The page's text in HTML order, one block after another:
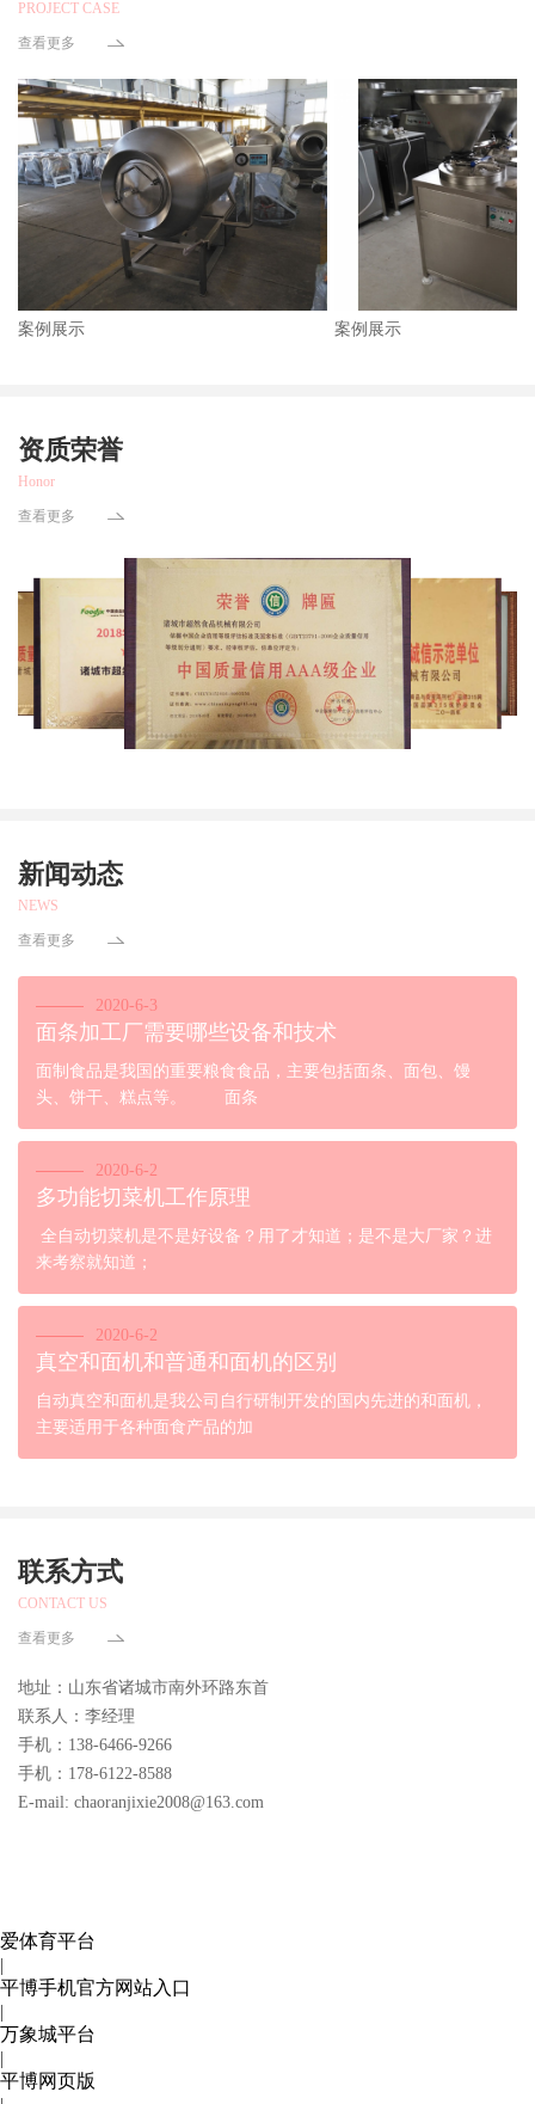
PROJECT CASE
查看更多
案例展示 案例展示
资质荣誉
Honor
查看更多
新闻动态
NEWS
查看更多
2020-6-3
面条加工厂需要哪些设备和技术
面制食品是我国的重要粮食食品，主要包括面条、面包、馒
头、饼干、糕点等。 面条
2020-6-2
多功能切菜机工作原理
全自动切菜机是不是好设备？用了才知道；是不是大厂家？进
来考察就知道；
2020-6-2
真空和面机和普通和面机的区别
自动真空和面机是我公司自行研制开发的国内先进的和面机，
主要适用于各种面食产品的加
联系方式
CONTACT US
查看更多
地址：山东省诸城市南外环路东首
联系人：李经理
手机：138-6466-9266
手机：178-6122-8588
E-mail: chaoranjixie2008@163.com
爱体育平台
|
平博手机官方网站入口
|
万象城平台
|
平博网页版